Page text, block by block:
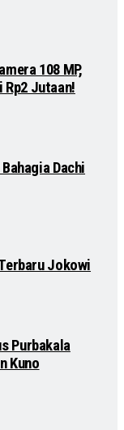
108 MP,
Rp2 Jutaan!
Dachi
Jokowi
Purbakala
Kuno